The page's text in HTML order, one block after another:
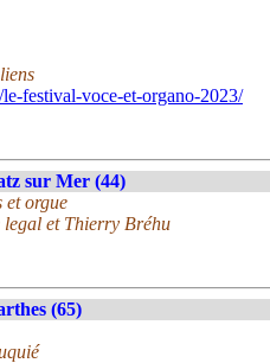
festival-voce-et-organo-2023/
sur Mer (44)
et orgue
legal et Thierry Bréhu
(65)